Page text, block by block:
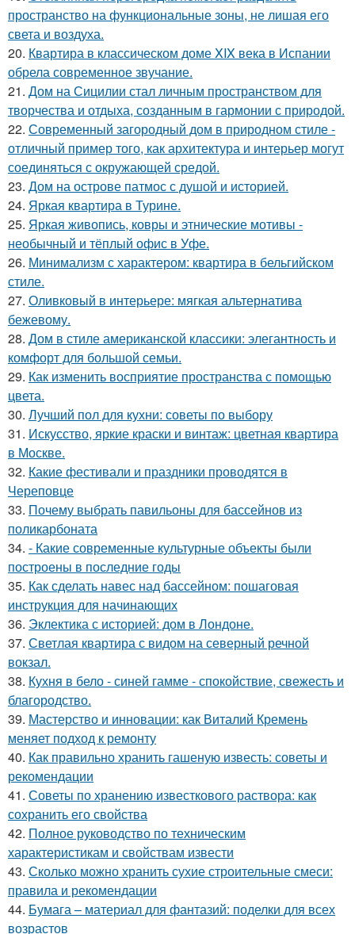
пространство на функциональные зоны, не лишая его
света и воздуха.
20. Квартира в классическом доме XIX века в Испании
обрела современное звучание.
21. Дом на Сицилии стал личным пространством для
творчества и отдыха, созданным в гармонии с природой.
22. Современный загородный дом в природном стиле -
отличный пример того, как архитектура и интерьер могут
соединяться с окружающей средой.
23. Дом на острове патмос с душой и историей.
24. Яркая квартира в Турине.
25. Яркая живопись, ковры и этнические мотивы -
необычный и тёплый офис в Уфе.
26. Минимализм с характером: квартира в бельгийском
стиле.
27. Оливковый в интерьере: мягкая альтернатива
бежевому.
28. Дом в стиле американской классики: элегантность и
комфорт для большой семьи.
29. Как изменить восприятие пространства с помощью
цвета.
30. Лучший пол для кухни: советы по выбору
31. Искусство, яркие краски и винтаж: цветная квартира
в Москве.
32. Какие фестивали и праздники проводятся в
Череповце
33. Почему выбрать павильоны для бассейнов из
поликарбоната
34. - Какие современные культурные объекты были
построены в последние годы
35. Как сделать навес над бассейном: пошаговая
инструкция для начинающих
36. Эклектика с историей: дом в Лондоне.
37. Светлая квартира с видом на северный речной
вокзал.
38. Кухня в бело - синей гамме - спокойствие, свежесть и
благородство.
39. Мастерство и инновации: как Виталий Кремень
меняет подход к ремонту
40. Как правильно хранить гашеную известь: советы и
рекомендации
41. Советы по хранению известкового раствора: как
сохранить его свойства
42. Полное руководство по техническим
характеристикам и свойствам извести
43. Сколько можно хранить сухие строительные смеси:
правила и рекомендации
44. Бумага – материал для фантазий: поделки для всех
возрастов